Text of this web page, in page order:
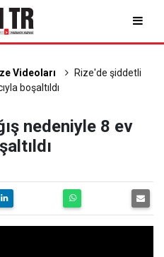
Videoları
Rize'de şiddetli
boşaltıldı
nedeniyle 8 ev